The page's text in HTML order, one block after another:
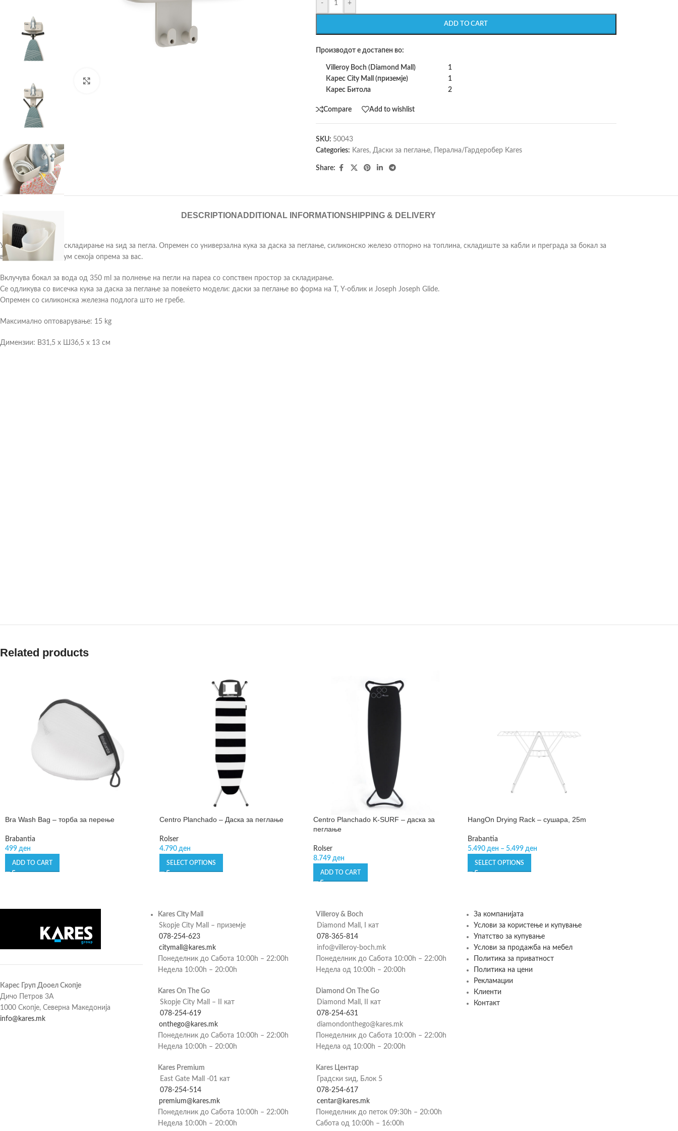
- +
ADD TO CART
Производот е достапен во:
Villeroy Boch (Diamond Mall)
1
Карес City Mall (приземје)
1
Карес Битола
2
Compare Add to wishlist
SKU: 50043
Categories: Kares, Даски за пеглање, Перална/Гардеробер Kares
Share:
DESCRIPTION ADDITIONAL INFORMATIONSHIPPING & DELIVERY
Уникатна опција за складирање на ѕид за пегла. Опремен со универзална кука за даска за пеглање, силиконско железо отпорно на топлина, складиште за кабли и преграда за бокал за
вода – ја имаме на ум секоја опрема за вас.
Вклучува бокал за вода од 350 ml за полнење на пегли на пареа со сопствен простор за складирање.
Се одликува со висечка кука за даска за пеглање за повеќето модели: даски за пеглање во форма на Т, Y-облик и Joseph Joseph Glide.
Опремен со силиконска железна подлога што не гребе.
Максимално оптоварување: 15 kg
Димензии: В31,5 х Ш36,5 х 13 см
Related products
Bra Wash Bag – торба за перење
Brabantia
499 ден
ADD TO CART
Centro Planchado – Даска за пеглање
Rolser
4.790 ден
SELECT OPTIONS
Centro Planchado K-SURF – даска за
пеглање
Rolser
8.749 ден
ADD TO CART
HangOn Drying Rack – сушара, 25m
Brabantia
5.490 ден – 5.499 ден
SELECT OPTIONS
Карес Груп Дооел Скопје
Дичо Петров 3А
1000 Скопје, Северна Македонија
info@kares.mk
Kares City Mall
Skopje City Mall – приземје
078-254-623
citymall@kares.mk
Понеделник до Сабота 10:00h – 22:00h
Недела 10:00h – 20:00h
Kares On The Go
Skopje City Mall – II кат
078-254-619
onthego@kares.mk
Понеделник до Сабота 10:00h – 22:00h
Недела 10:00h – 20:00h
Kares Premium
East Gate Mall -01 кат
078-254-514
premium@kares.mk
Понеделник до Сабота 10:00h – 22:00h
Недела 10:00h – 20:00h
Villeroy & Boch
Diamond Mall, I кат
078-365-814
info@villeroy-boch.mk
Понеделник до Сабота 10:00h – 22:00h
Недела од 10:00h – 20:00h
Diamond On The Go
Diamond Mall, II кат
078-254-631
diamondonthego@kares.mk
Понеделник до Сабота 10:00h – 22:00h
Недела од 10:00h – 20:00h
Kares Центар
Градски ѕид, Блок 5
078-254-617
centar@kares.mk
Понеделник до петок 09:30h – 20:00h
Сабота од 10:00h – 16:00h
За компанијата
Услови за користење и купување
Упатство за купување
Услови за продажба на мебел
Политика за приватност
Политика на цени
Рекламации
Клиенти
Контакт